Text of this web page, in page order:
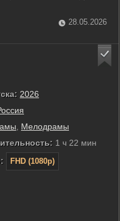
перед сложным
сохранением честности
28.05.2026
2026
Мелодрамы
1 ч 22 мин
FHD (1080p)